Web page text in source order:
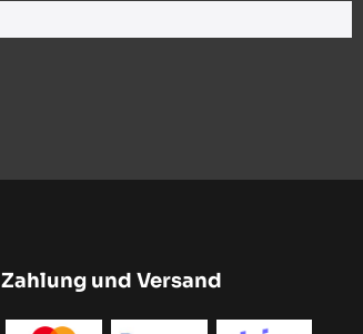
Zahlung und Versand